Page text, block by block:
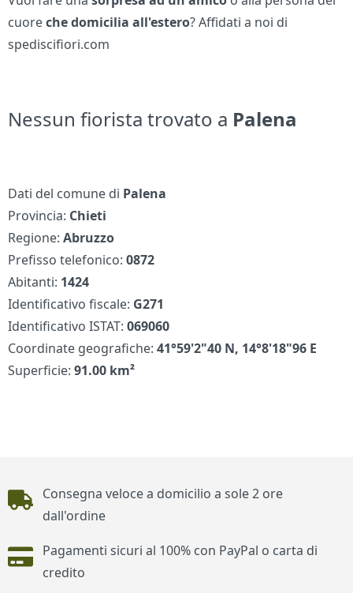
cuoreche domicilia all'estero? Affidati a noi di
spediscifiori.com
Nessun fiorista trovato a Palena
Dati del comune di Palena
Provincia: Chieti
Regione:Abruzzo
Prefisso telefonico:0872
Abitanti: 1424
Identificativo fiscale: G271
Identificativo ISTAT:069060
Coordinate geografiche:41°59'2"40 N, 14°8'18"96 E
Superficie:91.00 km²
Piè di pagina
Consegna veloce a domicilio a sole 2 ore
dall'ordine
Pagamenti sicuri al 100% con PayPal o carta di
credito